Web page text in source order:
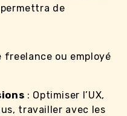
de
freelance ou employé
: Optimiser l’UX,
travailler avec les